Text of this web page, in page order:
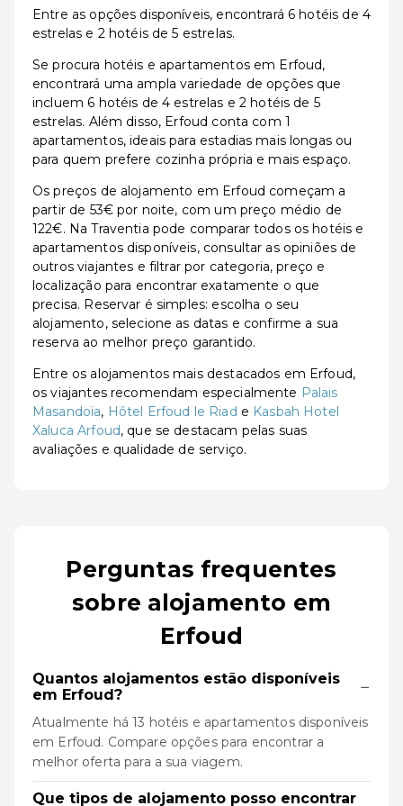
Entre as opções disponíveis, encontrará 6 hotéis de 4
estrelas e 2 hotéis de 5 estrelas.
Se procura hotéis e apartamentos em Erfoud,
encontrará uma ampla variedade de opções que
incluem 6 hotéis de 4 estrelas e 2 hotéis de 5
estrelas. Além disso, Erfoud conta com 1
apartamentos, ideais para estadias mais longas ou
para quem prefere cozinha própria e mais espaço.
Os preços de alojamento em Erfoud começam a
partir de 53€ por noite, com um preço médio de
122€. Na Traventia pode comparar todos os hotéis e
apartamentos disponíveis, consultar as opiniões de
outros viajantes e filtrar por categoria, preço e
localização para encontrar exatamente o que
precisa. Reservar é simples: escolha o seu
alojamento, selecione as datas e confirme a sua
reserva ao melhor preço garantido.
Entre os alojamentos mais destacados em Erfoud,
os viajantes recomendam especialmente Palais
Masandoïa, Hôtel Erfoud le Riad e Kasbah Hotel
Xaluca Arfoud, que se destacam pelas suas
avaliações e qualidade de serviço.
Perguntas frequentes
sobre alojamento em
Erfoud
Quantos alojamentos estão disponíveis
em Erfoud?
−
Atualmente há 13 hotéis e apartamentos disponíveis
em Erfoud. Compare opções para encontrar a
melhor oferta para a sua viagem.
Que tipos de alojamento posso encontrar